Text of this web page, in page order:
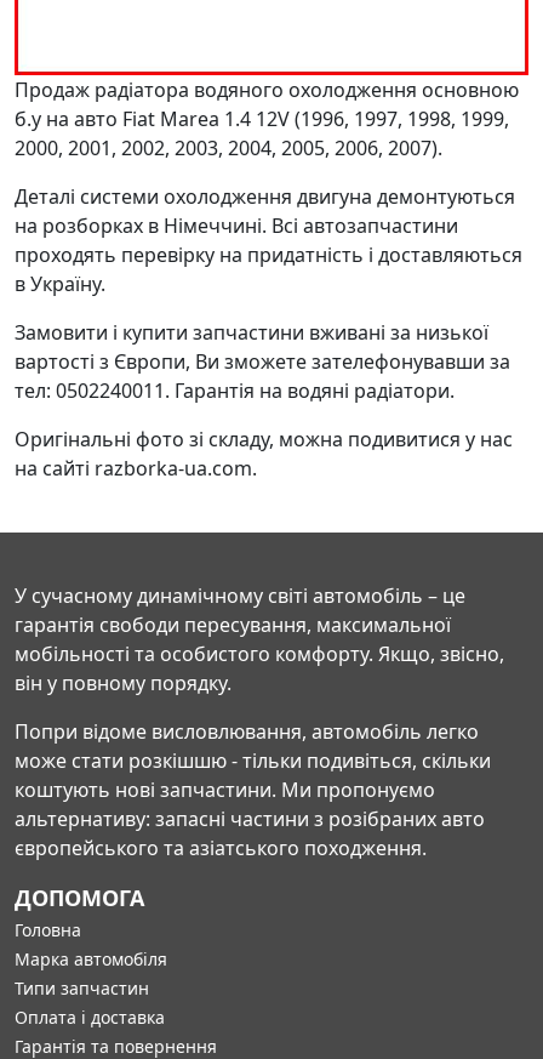
Продаж радіатора водяного охолодження основною
б.у на авто Fiat Marea 1.4 12V (1996, 1997, 1998, 1999,
2000, 2001, 2002, 2003, 2004, 2005, 2006, 2007).
Деталі системи охолодження двигуна демонтуються
на розборках в Німеччині. Всі автозапчастини
проходять перевірку на придатність і доставляються
в Україну.
Замовити і купити запчастини вживані за низької
вартості з Європи, Ви зможете зателефонувавши за
тел: 0502240011. Гарантія на водяні радіатори.
Оригінальні фото зі складу, можна подивитися у нас
на сайті razborka-ua.com.
У сучасному динамічному світі автомобіль – це
гарантія свободи пересування, максимальної
мобільності та особистого комфорту. Якщо, звісно,
він у повному порядку.
Попри відоме висловлювання, автомобіль легко
може стати розкішшю - тільки подивіться, скільки
коштують нові запчастини. Ми пропонуємо
альтернативу: запасні частини з розібраних авто
європейського та азіатського походження.
ДОПОМОГА
Головна
Марка автомобіля
Типи запчастин
Оплата і доставка
Гарантія та повернення